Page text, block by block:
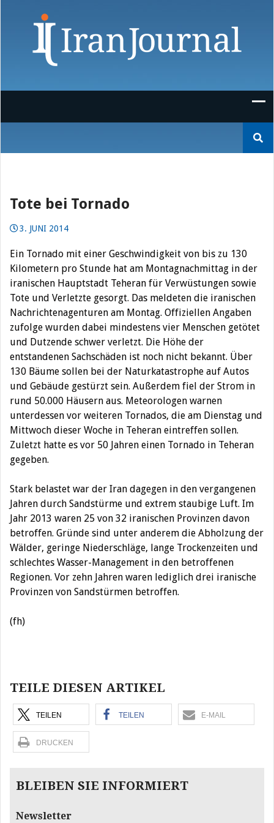
nach:
Tote bei Tornado
3. JUNI 2014
Ein Tornado mit einer Geschwindigkeit von bis zu 130
Kilometern pro Stunde hat am Montagnachmittag in der
iranischen Hauptstadt Teheran für Verwüstungen sowie
Tote und Verletzte gesorgt. Das meldeten die iranischen
Nachrichtenagenturen am Montag. Offiziellen Angaben
zufolge wurden dabei mindestens vier Menschen getötet
und Dutzende schwer verletzt. Die Höhe der
entstandenen Sachschäden ist noch nicht bekannt. Über
130 Bäume sollen bei der Naturkatastrophe auf Autos
und Gebäude gestürzt sein. Außerdem fiel der Strom in
rund 50.000 Häusern aus. Meteorologen warnen
unterdessen vor weiteren Tornados, die am Dienstag und
Mittwoch dieser Woche in Teheran eintreffen sollen.
Zuletzt hatte es vor 50 Jahren einen Tornado in Teheran
gegeben.
Stark belastet war der Iran dagegen in den vergangenen
Jahren durch Sandstürme und extrem staubige Luft. Im
Jahr 2013 waren 25 von 32 iranischen Provinzen davon
betroffen. Gründe sind unter anderem die Abholzung der
Wälder, geringe Niederschläge, lange Trockenzeiten und
schlechtes Wasser-Management in den betroffenen
Regionen. Vor zehn Jahren waren lediglich drei iranische
Provinzen von Sandstürmen betroffen.
(fh)
TEILE DIESEN ARTIKEL
TEILEN TEILEN E-MAIL
DRUCKEN
BLEIBEN SIE INFORMIERT
Newsletter